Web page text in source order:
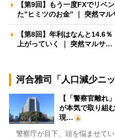
【第9回】もう一度FXでリ
た”ヒミツのお金” ｜ 突然マ
【第8回】年利はなんと14.6
上がっていく ｜ 突然マルサ…
河合雅司「人口減少ニ
【「警察官離れ
が本気で取り組
現…
警察庁が目下、頭を悩ませて